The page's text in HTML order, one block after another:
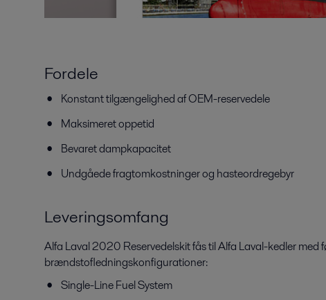
Fordele
Konstant tilgængelighed af OEM-reservedele
Maksimeret oppetid
Bevaret dampkapacitet
Undgåede fragtomkostninger og hasteordregebyr
Leveringsomfang
Alfa Laval 2020 Reservedelskit fås til Alfa Laval-kedler med
brændstofledningskonfigurationer:
Single-Line Fuel System